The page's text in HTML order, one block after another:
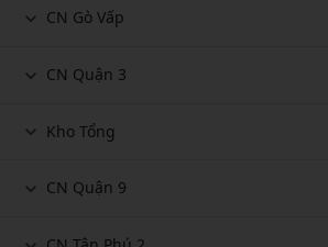
CN Gò Vấp
CN Quận 3
Kho Tổng
CN Quận 9